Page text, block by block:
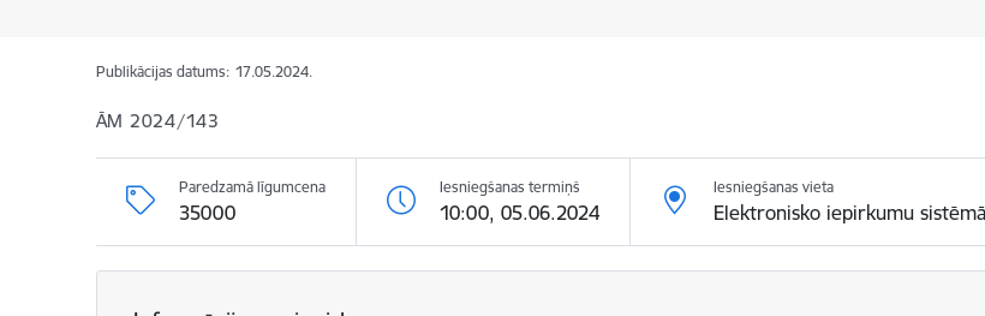
Publikācijas datums: 17.05.2024.
ĀM 2024/143
Paredzamā līgumcena
35000
Iesniegšanas termiņš
10:00, 05.06.2024
Iesniegšanas vieta
Elektronisko iepirkumu sistēmā